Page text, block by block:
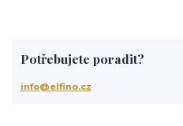
Potřebujete poradit?
info@elfino.cz